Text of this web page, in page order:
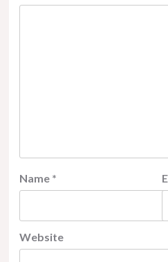
Name *
Website